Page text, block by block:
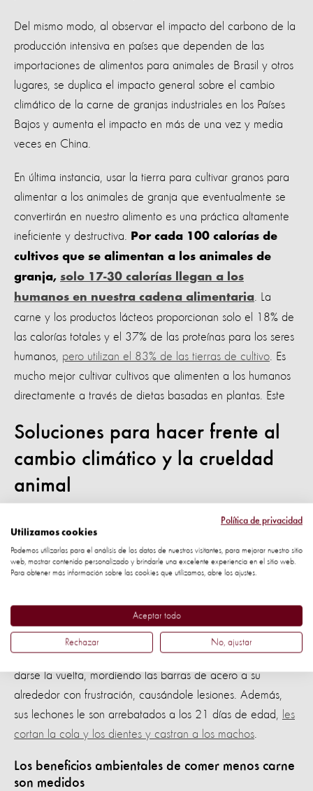
Del mismo modo, al observar el impacto del carbono de la
producción intensiva en países que dependen de las
importaciones de alimentos para animales de Brasil y otros
lugares, se duplica el impacto general sobre el cambio
climático de la carne de granjas industriales en los Países
Bajos y aumenta el impacto en más de una vez y media
veces en China.
En última instancia, usar la tierra para cultivar granos para
alimentar a los animales de granja que eventualmente se
convertirán en nuestro alimento es una práctica altamente
ineficiente y destructiva.
Por cada 100 calorías de
cultivos que se alimentan a los animales de
granja, solo 17-30 calorías llegan a los
humanos en nuestra cadena alimentaria . La
carne y los productos lácteos proporcionan solo el 18% de
las calorías totales y el 37% de las proteínas para los seres
humanos, pero utilizan el 83% de las tierras de cultivo . Es
mucho mejor cultivar cultivos que alimenten a los humanos
directamente a través de dietas basadas en plantas. Este
Soluciones para hacer frente al
cambio climático y la crueldad
animal
más de 80 mil millones de
animales
donde sus vidas son breves y llenas de sufrimiento. Los
de otros pollos, sin espacio para batir sus alas o posarse
como lo harían naturalmente.
Una madre cerda vive su vida en una jaula, incapaz de
darse la vuelta, mordiendo las barras de acero a su
alrededor con frustración, causándole lesiones. Además,
sus lechones le son arrebatados a los 21 días de edad,
les
cortan la cola y los dientes y castran a los machos
Los beneficios ambientales de comer menos carne
son medidos
Política de privacidad
Utilizamos cookies
Podemos utilizarlas para el análisis de los datos de nuestros visitantes, para mejorar nuestro sitio
web, mostrar contenido personalizado y brindarle una excelente experiencia en el sitio web.
Para obtener más información sobre las cookies que utilizamos, abre los ajustes.
Aceptar todo
Rechazar No, ajustar